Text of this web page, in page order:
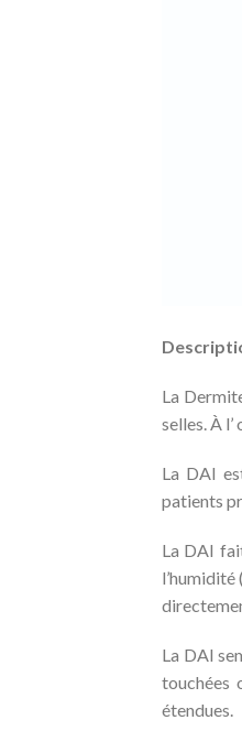
La
selles. À
La DAI
patients
La DAI
La DAI
touchées
étendues.